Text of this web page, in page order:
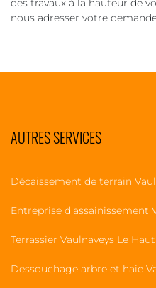
des travaux à la hauteur de
nous adresser votre
AUTRES SERVICES
Décaissement de terrain
Entreprise d'assainissement
Terrassier Vaulnaveys Le Haut
Dessouchage arbre et haie